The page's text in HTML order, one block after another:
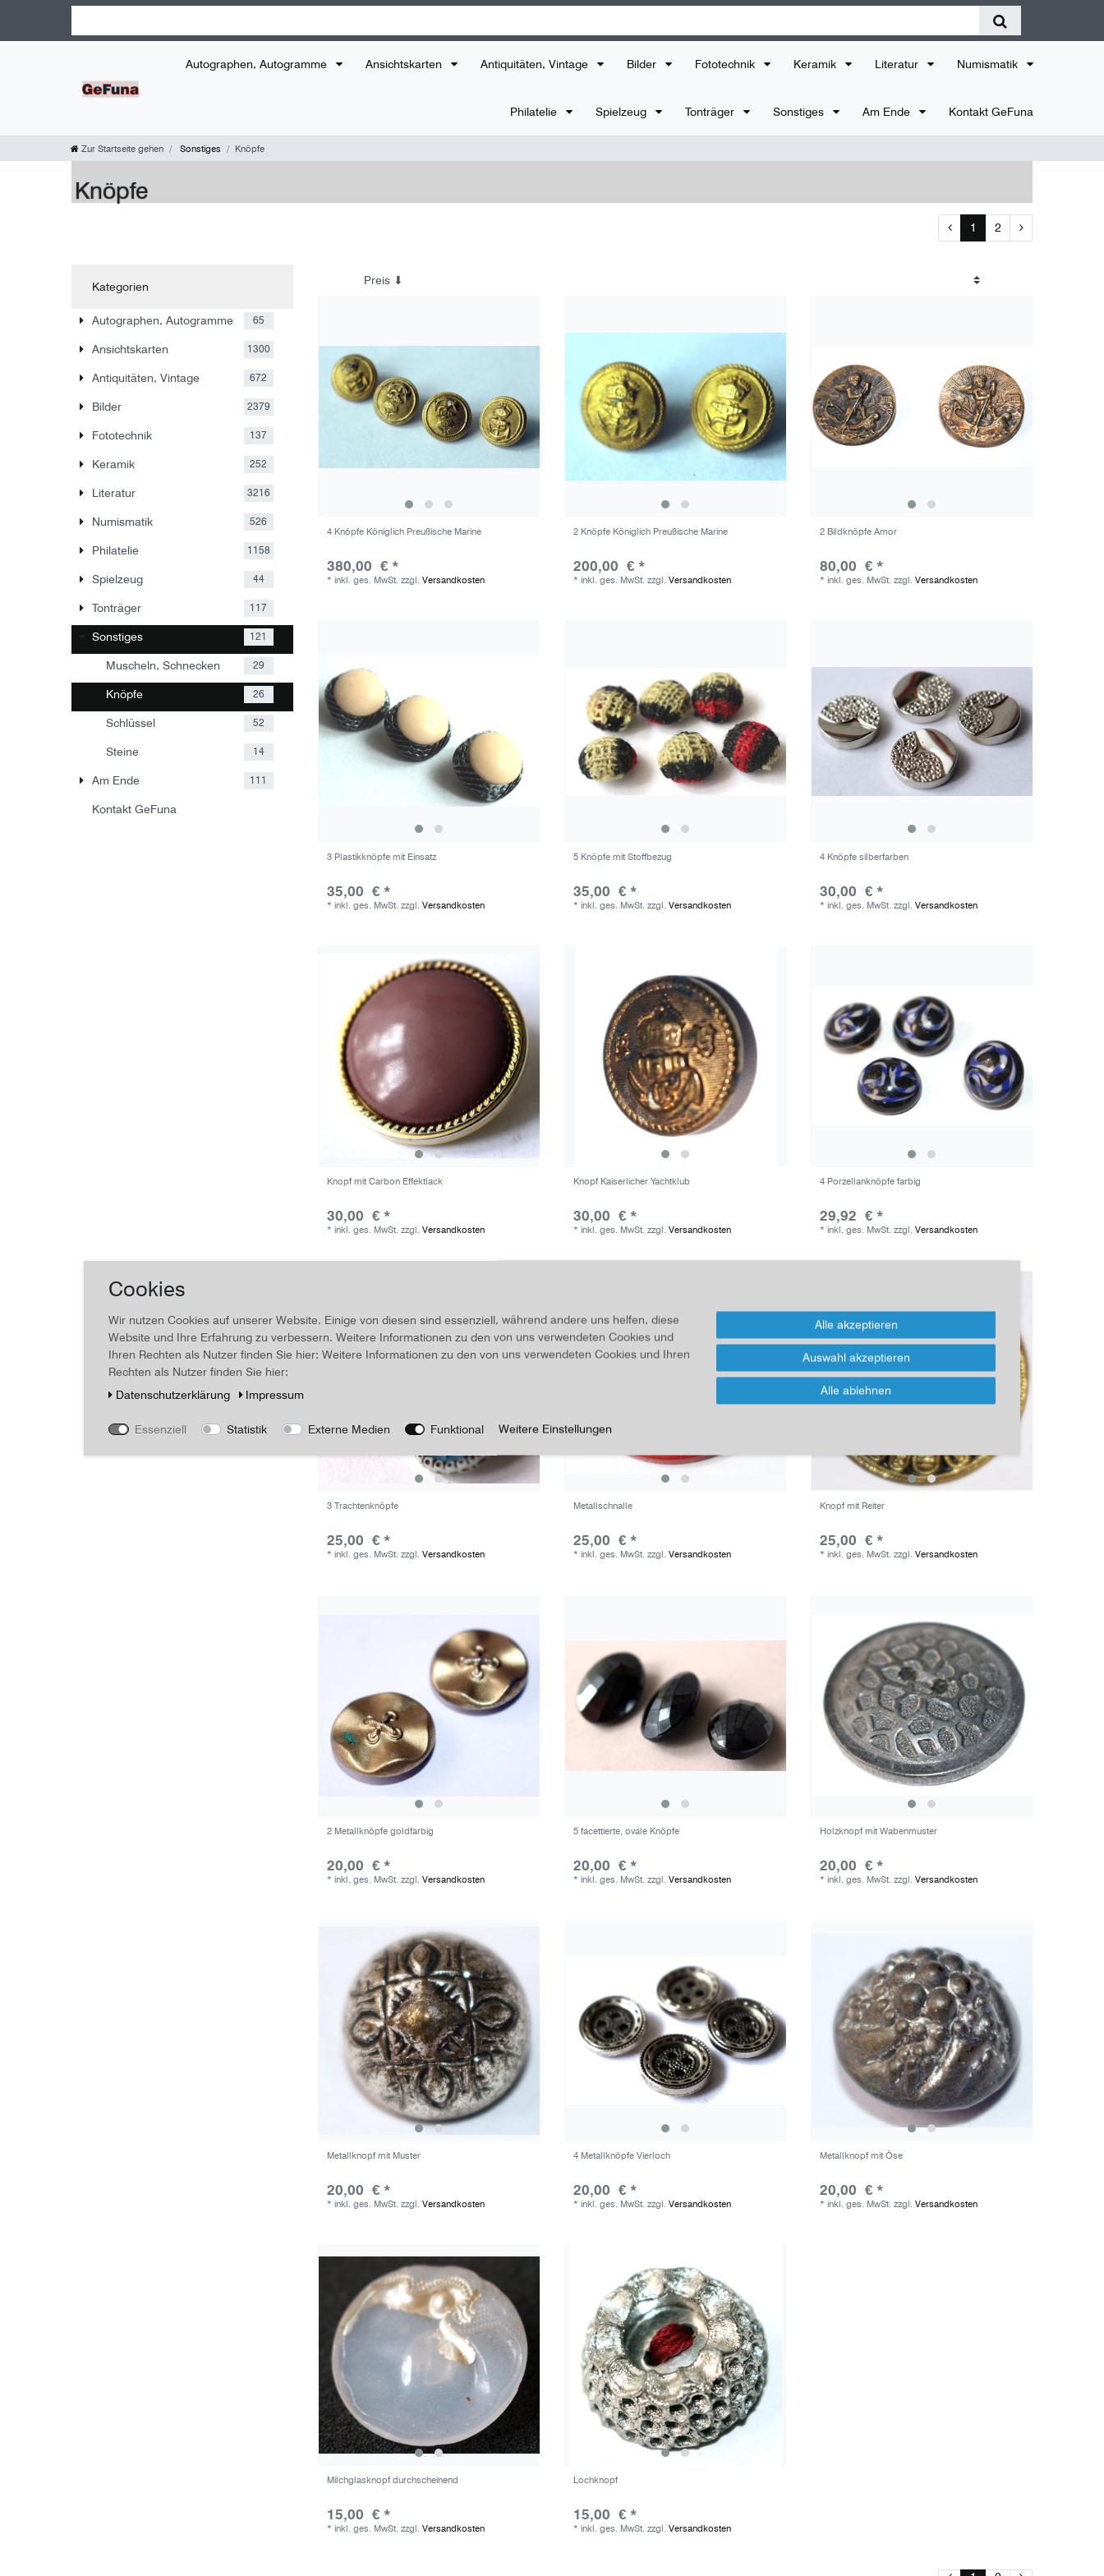
Autographen, Autogramme Ansichtskarten Antiquitäten, Vintage Bilder Fototechnik Keramik Literatur Numismatik
Philatelie Spielzeug Tonträger Sonstiges Am Ende Kontakt GeFuna
Zur Startseite gehen Sonstiges Knöpfe
Knöpfe
1 2
Kategorien
Autographen, Autogramme 65
Ansichtskarten 1300
Antiquitäten, Vintage 672
Bilder 2379
Fototechnik 137
Keramik 252
Literatur 3216
Numismatik 526
Philatelie 1158
Spielzeug 44
Tonträger 117
Sonstiges 121
Muscheln, Schnecken 29
Knöpfe 26
Schlüssel 52
Steine 14
Am Ende 111
Kontakt GeFuna
4 Knöpfe Königlich Preußische Marine
380,00 € *
*inkl. ges. MwSt. zzgl.Versandkosten
2 Knöpfe Königlich Preußische Marine
200,00 € *
*inkl. ges. MwSt. zzgl.Versandkosten
2 Bildknöpfe Amor
80,00 € *
*inkl. ges. MwSt. zzgl.Versandkosten
3 Plastikknöpfe mit Einsatz
35,00 € *
*inkl. ges. MwSt. zzgl.Versandkosten
5 Knöpfe mit Stoffbezug
35,00 € *
*inkl. ges. MwSt. zzgl.Versandkosten
4 Knöpfe silberfarben
30,00 € *
*inkl. ges. MwSt. zzgl.Versandkosten
Knopf mit Carbon Effektlack
30,00 € *
*inkl. ges. MwSt. zzgl.Versandkosten
Knopf Kaiserlicher Yachtklub
30,00 € *
*inkl. ges. MwSt. zzgl.Versandkosten
4 Porzellanknöpfe farbig
29,92 € *
*inkl. ges. MwSt. zzgl.Versandkosten
3 Trachtenknöpfe
25,00 € *
*inkl. ges. MwSt. zzgl.Versandkosten
Metallschnalle
25,00 € *
*inkl. ges. MwSt. zzgl.Versandkosten
Knopf mit Reiter
25,00 € *
*inkl. ges. MwSt. zzgl.Versandkosten
2 Metallknöpfe goldfarbig
20,00 € *
*inkl. ges. MwSt. zzgl.Versandkosten
5 facettierte, ovale Knöpfe
20,00 € *
*inkl. ges. MwSt. zzgl.Versandkosten
Holzknopf mit Wabenmuster
20,00 € *
*inkl. ges. MwSt. zzgl.Versandkosten
Metallknopf mit Muster
20,00 € *
*inkl. ges. MwSt. zzgl.Versandkosten
4 Metallknöpfe Vierloch
20,00 € *
*inkl. ges. MwSt. zzgl.Versandkosten
Metallknopf mit Öse
20,00 € *
*inkl. ges. MwSt. zzgl.Versandkosten
Milchglasknopf durchscheinend
15,00 € *
*inkl. ges. MwSt. zzgl.Versandkosten
Lochknopf
15,00 € *
*inkl. ges. MwSt. zzgl.Versandkosten
Cookies
Wir nutzen Cookies auf unserer Website. Einige von diesen sind essenziell, während andere uns helfen, diese
Website und Ihre Erfahrung zu verbessern. Weitere Informationen zu den von uns verwendeten Cookies und
Ihren Rechten als Nutzer finden Sie hier: Weitere Informationen zu den von uns verwendeten Cookies und Ihren
Rechten als Nutzer finden Sie hier:
Daten­schutz­erklärung
Impressum
Essenziell Statistik Externe Medien Funktional Weitere Einstellungen
Alle akzeptieren
Auswahl akzeptieren
Alle ablehnen